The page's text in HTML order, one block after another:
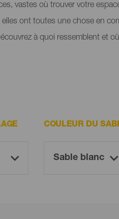
vastes où trouver votre
ont toutes une chose en
à quoi ressemblent et
COULEUR DU